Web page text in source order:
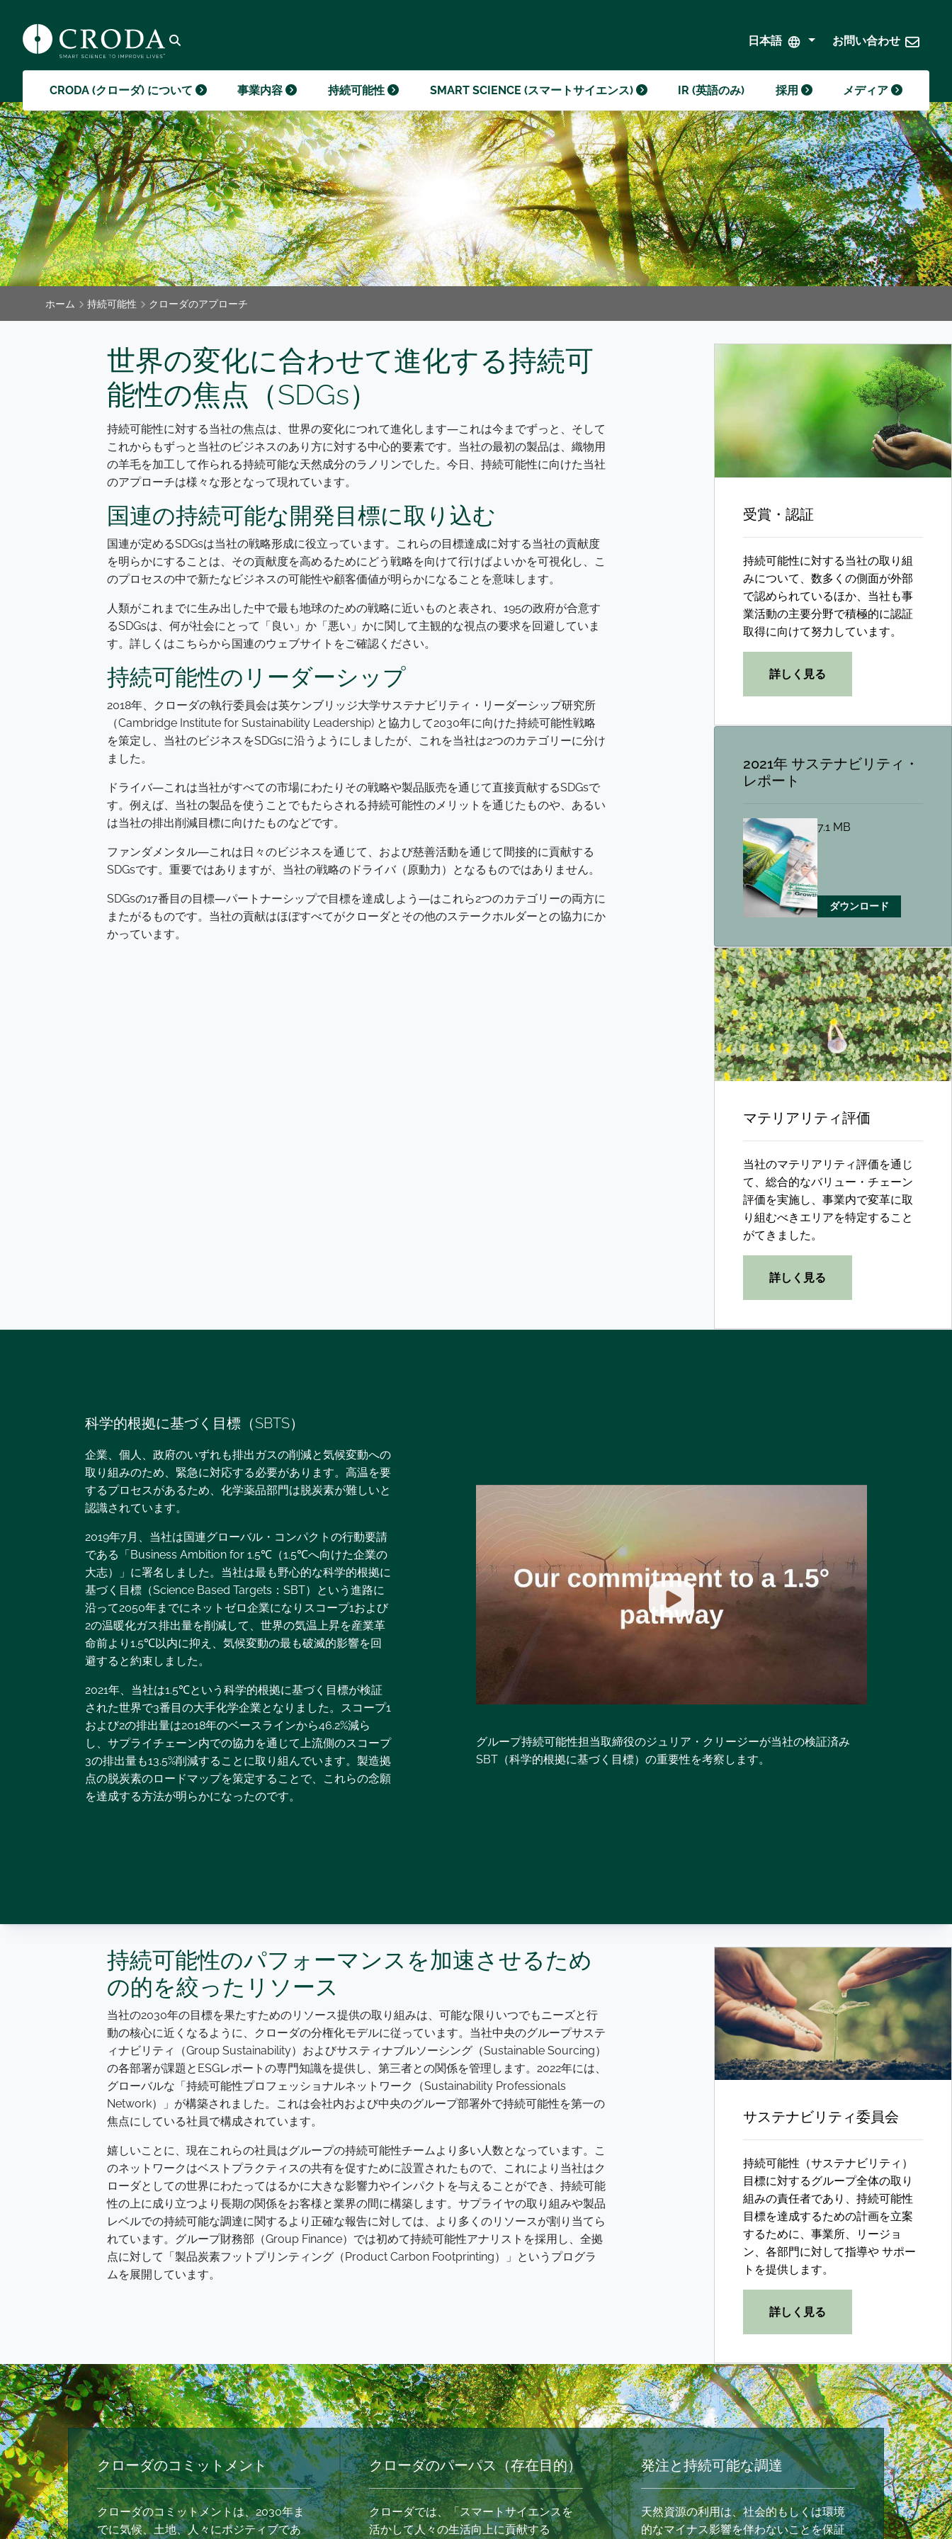
日本語 お問い合わせ
CRODA (クローダ) について 事業内容
GO TO 事業内容
持続可能性
クローダ財団
SMART SCIENCE (スマートサイエンス)
GO TO SMART SCIENCE
(スマートサイエンス)
IR (英語のみ) 採用
GO TO 採用
メディア
GO TO メディア
ホーム 持続可能性 クローダのアプローチ
世界の変化に合わせて進化する持続可
能性の焦点（SDGs）
持続可能性に対する当社の焦点は、世界の変化につれて進化します―これは今までずっと、そして
これからもずっと当社のビジネスのあり方に対する中心的要素です。当社の最初の製品は、織物用
の羊毛を加工して作られる持続可能な天然成分のラノリンでした。今日、持続可能性に向けた当社
のアプローチは様々な形となって現れています。
国連の持続可能な開発目標に取り込む
国連が定めるSDGsは当社の戦略形成に役立っています。これらの目標達成に対する当社の貢献度
を明らかにすることは、その貢献度を高めるためにどう戦略を向けて行けばよいかを可視化し、こ
のプロセスの中で新たなビジネスの可能性や顧客価値が明らかになることを意味します。
人類がこれまでに生み出した中で最も地球のための戦略に近いものと表され、195の政府が合意す
るSDGsは、何が社会にとって「良い」か「悪い」かに関して主観的な視点の要求を回避していま
す。詳しくはこちらから国連のウェブサイトをご確認ください。
持続可能性のリーダーシップ
2018年、クローダの執行委員会は英ケンブリッジ大学サステナビリティ・リーダーシップ研究所
（Cambridge Institute for Sustainability Leadership) と協力して2030年に向けた持続可能性戦略
を策定し、当社のビジネスをSDGsに沿うようにしましたが、これを当社は2つのカテゴリーに分け
ました。
ドライバ―これは当社がすべての市場にわたりその戦略や製品販売を通じて直接貢献するSDGsで
す。例えば、当社の製品を使うことでもたらされる持続可能性のメリットを通じたものや、あるい
は当社の排出削減目標に向けたものなどです。
ファンダメンタル―これは日々のビジネスを通じて、および慈善活動を通じて間接的に貢献する
SDGsです。重要ではありますが、当社の戦略のドライバ（原動力）となるものではありません。
SDGsの17番目の目標―パートナーシップで目標を達成しよう―はこれら2つのカテゴリーの両方に
またがるものです。当社の貢献はほぼすべてがクローダとその他のステークホルダーとの協力にか
かっています。
受賞・認証
持続可能性に対する当社の取り組
みについて、数多くの側面が外部
で認められているほか、当社も事
業活動の主要分野で積極的に認証
取得に向けて努力しています。
詳しく見る
2021年 サステナビリティ・
レポート
7.1 MB
ダウンロード
マテリアリティ評価
当社のマテリアリティ評価を通じ
て、総合的なバリュー・チェーン
評価を実施し、事業内で変革に取
り組むべきエリアを特定すること
がてきました。
詳しく見る
グループ持続可能性担当取締役のジュリア・クリージーが当社の検証済み
SBT（科学的根拠に基づく目標）の重要性を考察します。
科学的根拠に基づく目標（SBTS）
企業、個人、政府のいずれも排出ガスの削減と気候変動への
取り組みのため、緊急に対応する必要があります。高温を要
するプロセスがあるため、化学薬品部門は脱炭素が難しいと
認識されています。
2019年7月、当社は国連グローバル・コンパクトの行動要請
である「Business Ambition for 1.5℃（1.5℃へ向けた企業の
大志）」に署名しました。当社は最も野心的な科学的根拠に
基づく目標（Science Based Targets：SBT）という進路に
沿って2050年までにネットゼロ企業になりスコープ1および
2の温暖化ガス排出量を削減して、世界の気温上昇を産業革
命前より1.5℃以内に抑え、気候変動の最も破滅的影響を回
避すると約束しました。
2021年、当社は1.5℃という科学的根拠に基づく目標が検証
された世界で3番目の大手化学企業となりました。スコープ1
および2の排出量は2018年のベースラインから46.2%減ら
し、サプライチェーン内での協力を通じて上流側のスコープ
3の排出量も13.5%削減することに取り組んでいます。製造拠
点の脱炭素のロードマップを策定することで、これらの念願
を達成する方法が明らかになったのです。
持続可能性のパフォーマンスを加速させるため
の的を絞ったリソース
当社の2030年の目標を果たすためのリソース提供の取り組みは、可能な限りいつでもニーズと行
動の核心に近くなるように、クローダの分権化モデルに従っています。当社中央のグループサステ
ィナビリティ（Group Sustainability）およびサスティナブルソーシング（Sustainable Sourcing）
の各部署が課題とESGレポートの専門知識を提供し、第三者との関係を管理します。2022年には、
グローバルな「持続可能性プロフェッショナルネットワーク（Sustainability Professionals
Network）」が構築されました。これは会社内および中央のグループ部署外で持続可能性を第一の
焦点にしている社員で構成されています。
嬉しいことに、現在これらの社員はグループの持続可能性チームより多い人数となっています。こ
のネットワークはベストプラクティスの共有を促すために設置されたもので、これにより当社はク
ローダとしての世界にわたってはるかに大きな影響力やインパクトを与えることができ、持続可能
性の上に成り立つより長期の関係をお客様と業界の間に構築します。サプライヤの取り組みや製品
レベルでの持続可能な調達に関するより正確な報告に対しては、より多くのリソースが割り当てら
れています。グループ財務部（Group Finance）では初めて持続可能性アナリストを採用し、全拠
点に対して「製品炭素フットプリンティング（Product Carbon Footprinting）」というプログラ
ムを展開しています。
サステナビリティ委員会
持続可能性（サステナビリティ）
目標に対するグループ全体の取り
組みの責任者であり、持続可能性
目標を達成するための計画を立案
するために、事業所、リージョ
ン、各部門に対して指導や サポー
トを提供します。
詳しく見る
クローダのコミットメント
クローダのコミットメントは、2030年ま
でに気候、土地、人々にポジティブであ
クローダのパーパス（存在目的）
クローダでは、「スマートサイエンスを
活かして人々の生活向上に貢献する
発注と持続可能な調達
天然資源の利用は、社会的もしくは環境
的なマイナス影響を伴わないことを保証